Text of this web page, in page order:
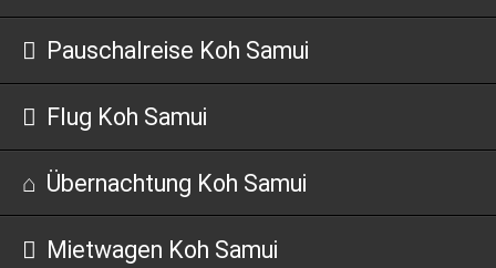
Pauschalreise Koh Samui
Flug Koh Samui
Übernachtung Koh Samui
Mietwagen Koh Samui